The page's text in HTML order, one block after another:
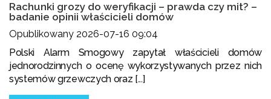
Rachunki grozy do weryfikacji – prawda czy mit? –
badanie opinii właścicieli domów
Opublikowany 2026-07-16 09:04
Polski Alarm Smogowy zapytał właścicieli domów
jednorodzinnych o ocenę wykorzystywanych przez nich
systemów grzewczych oraz [...]